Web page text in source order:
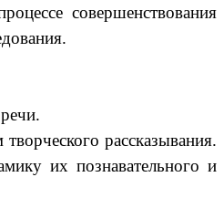
совершенствования
рассказывания.
их познавательного и